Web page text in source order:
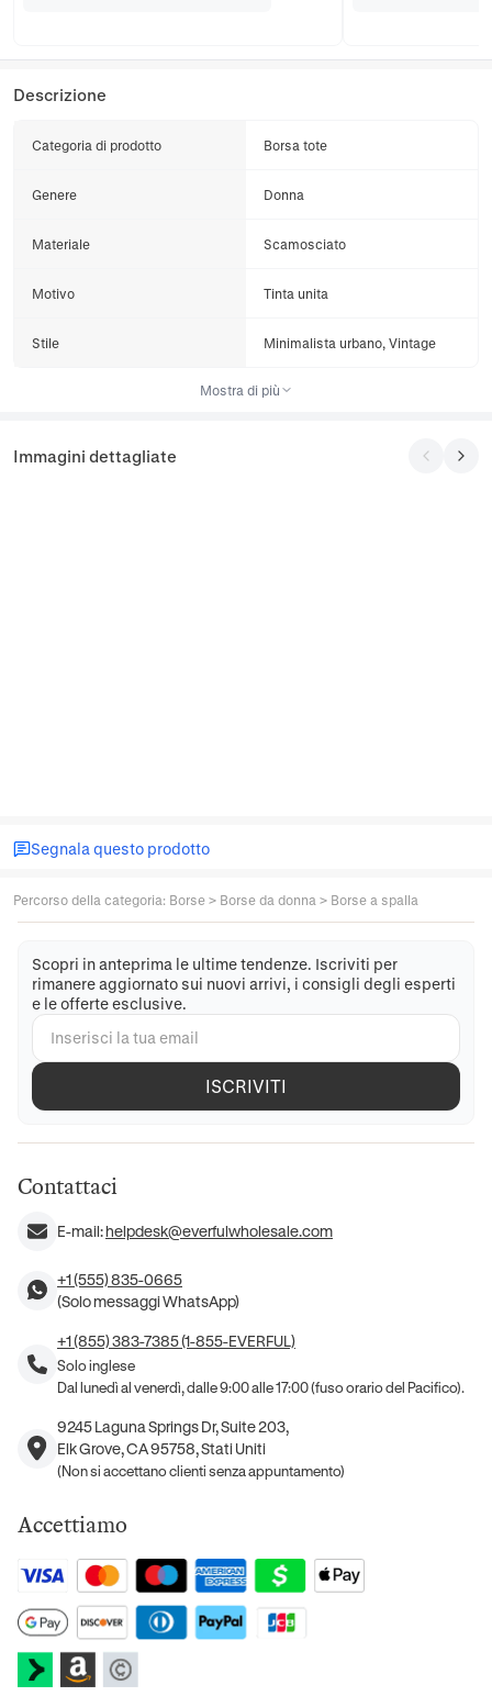
Descrizione
Categoria di prodotto Borsa tote
Genere Donna
Materiale Scamosciato
Motivo Tinta unita
Stile Minimalista urbano, Vintage
Mostra di più
Immagini dettagliate
Segnala questo prodotto
Percorso della categoria: Borse > Borse da donna > Borse a spalla
Scopri in anteprima le ultime tendenze. Iscriviti per
rimanere aggiornato sui nuovi arrivi, i consigli degli esperti
e le offerte esclusive.
ISCRIVITI
Contattaci
E-mail:helpdesk@everfulwholesale.com
+1 (555) 835-0665
(Solo messaggi WhatsApp)
+1 (855) 383-7385 (1-855-EVERFUL)
Solo inglese
Dal lunedì al venerdì, dalle 9:00 alle 17:00 (fuso orario del Pacifico).
9245 Laguna Springs Dr, Suite 203,
Elk Grove, CA 95758, Stati Uniti
(Non si accettano clienti senza appuntamento)
Accettiamo